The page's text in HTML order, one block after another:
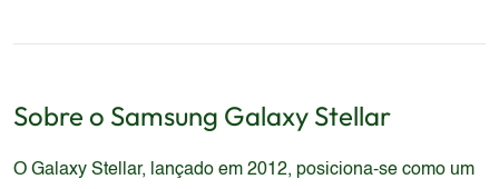
Sobre o Samsung Galaxy Stellar
O Galaxy Stellar, lançado em 2012, posiciona-se como um